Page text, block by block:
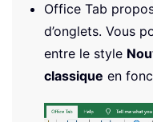
Office Tab
d’onglets. Vous
entre le style
classique en